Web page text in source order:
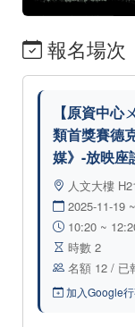
報名場次
【原資中
類首獎賽德
媒》-放映座
人文大樓
2025-11-19
10:20 ~
時數 2
名額 12 / 已
加入Google